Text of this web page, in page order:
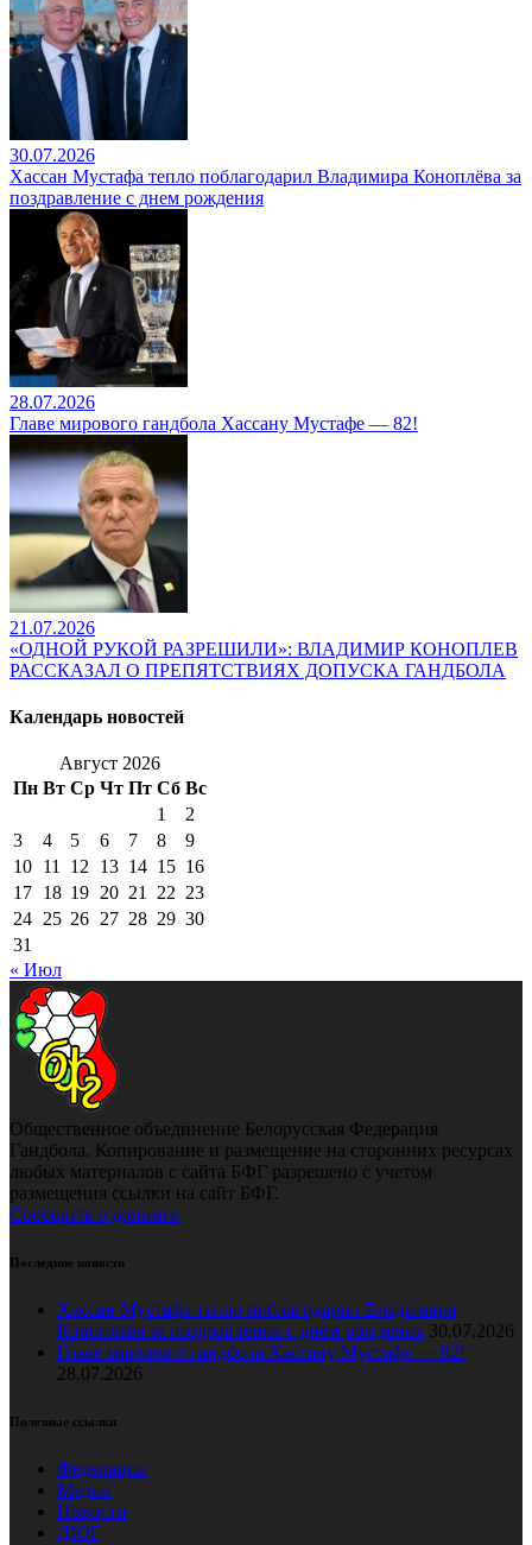
30.07.2026
Хассан Мустафа тепло поблагодарил Владимира Коноплёва за
поздравление с днем рождения
28.07.2026
Главе мирового гандбола Хассану Мустафе — 82!
21.07.2026
«ОДНОЙ РУКОЙ РАЗРЕШИЛИ»: ВЛАДИМИР КОНОПЛЕВ
РАССКАЗАЛ О ПРЕПЯТСТВИЯХ ДОПУСКА ГАНДБОЛА
Календарь новостей
Август 2026
Пн Вт Ср Чт Пт Сб Вс
1
2
3
4 5 6 7 8
9
10 11 12 13 14 15 16
17 18 19 20 21 22 23
24 25 26 27 28 29 30
31
« Июл
Общественное объединение Белорусская Федерация
Гандбола. Копирование и размещение на сторонних ресурсах
любых материалов с сайта БФГ разрешено с учетом
размещения ссылки на сайт БФГ.
Сообщить о допинге
Последние новости
Хассан Мустафа тепло поблагодарил Владимира
Коноплёва за поздравление с днем рождения 30.07.2026
Главе мирового гандбола Хассану Мустафе — 82!
28.07.2026
Полезные ссылки
Федерация
Медиа
Новости
ДЮГ